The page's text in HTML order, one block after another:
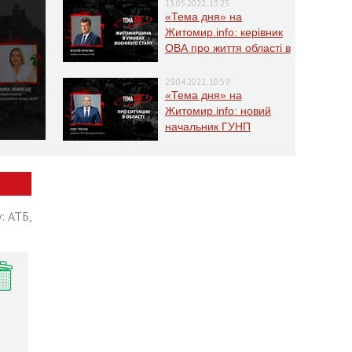
13.05.2022, 13:25
«Тема дня» на
Житомир.info: керівник
ОВА про життя області в
29.04.2022, 10:59
«Тема дня» на
Житомир.info: новий
начальник ГУНП
АТБ,